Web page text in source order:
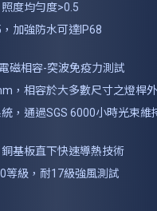
度均勻度>0.5
加強防水可達IP68
磁相容-突波免疫力測試
，相容於大多數尺寸之燈桿
，通過SGS 6000小時光束維
基板直下快速導熱技術
級，耐17級強風測試